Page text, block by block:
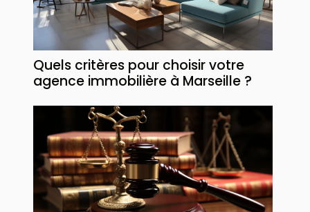
Quels critères pour choisir votre
agence immobilière à Marseille ?